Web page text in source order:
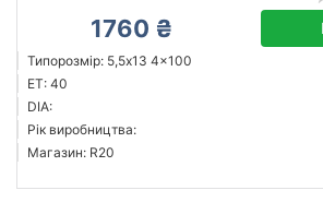
1760 ₴
Типорозмір: 5,5x13 4x100
ET: 40
DIA:
Рік виробництва:
Магазин: R20